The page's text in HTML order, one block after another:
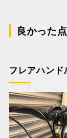
良かった点
フレアハン